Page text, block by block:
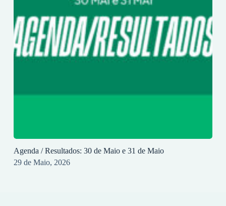
Agenda / Resultados: 30 de Maio e 31 de Maio
29 de Maio, 2026